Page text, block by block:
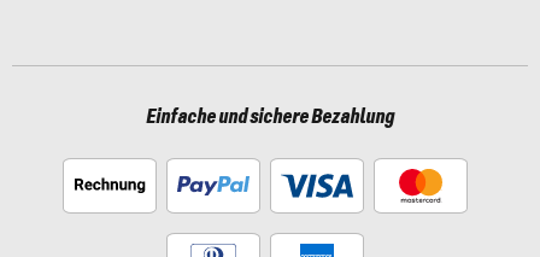
Einfache und sichere Bezahlung